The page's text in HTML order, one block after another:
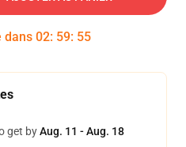
dans 02: 59: 54
get byAug. 11 - Aug. 18